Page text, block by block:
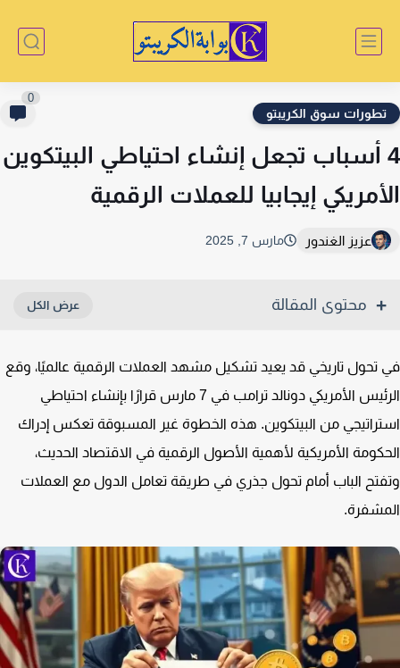
سوق الكريبتو
أسباب تجعل إنشاء احتياطي البيتكوين
إيجابيا للعملات الرقمية
عزيز الغندور مارس 7, 2025
محتوى المقالة
تاريخي قد يعيد تشكيل مشهد العملات الرقمية عالميًا، وقع
الرئيس الأمريكي دونالد ترامب في 7 مارس قرارًا بإنشاء احتياطي
من البيتكوين. هذه الخطوة غير المسبوقة تعكس إدراك
الأمريكية لأهمية الأصول الرقمية في الاقتصاد الحديث،
الباب أمام تحول جذري في طريقة تعامل الدول مع العملات